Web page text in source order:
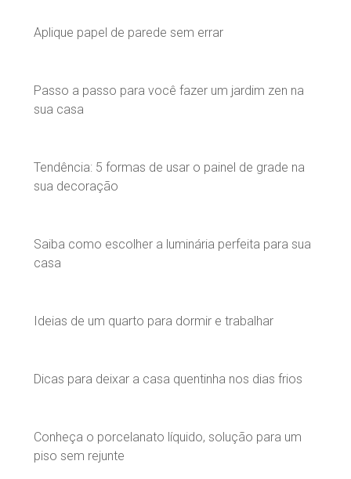
Aplique papel de parede sem errar
Passo a passo para você fazer um jardim zen na
sua casa
Tendência: 5 formas de usar o painel de grade na
sua decoração
Saiba como escolher a luminária perfeita para sua
casa
Ideias de um quarto para dormir e trabalhar
Dicas para deixar a casa quentinha nos dias frios
Conheça o porcelanato líquido, solução para um
piso sem rejunte